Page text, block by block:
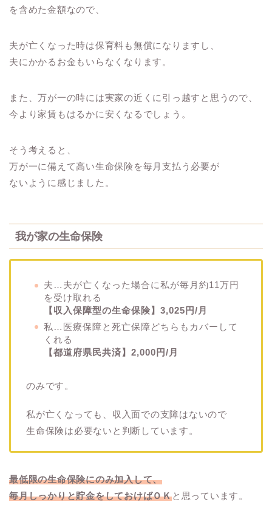
を含めた金額なので、
夫が亡くなった時は保育料も無償になりますし、
夫にかかるお金もいらなくなります。
また、万が一の時には実家の近くに引っ越すと思うので、
今より家賃もはるかに安くなるでしょう。
そう考えると、
万が一に備えて高い生命保険を毎月支払う必要が
ないように感じました。
我が家の生命保険
夫…夫が亡くなった場合に私が毎月約11万円
を受け取れる
【収入保障型の生命保険】3,025円/月
私…医療保障と死亡保障どちらもカバーして
くれる
【都道府県民共済】2,000円/月
のみです。
私が亡くなっても、収入面での支障はないので
生命保険は必要ないと判断しています。
最低限の生命保険にのみ加入して、
毎月しっかりと貯金をしておけばＯＫと思っています。